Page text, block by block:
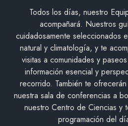
Todos los días, nuestro
acompañará. Nuestros
cuidadosamente seleccionados
natural y climatología, y te
visitas a comunidades y
información esencial y
recorrido. También te
nuestra sala de conferencias a
nuestro Centro de Ciencias y
programación del